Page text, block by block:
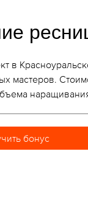
в
мастеров.
бонус